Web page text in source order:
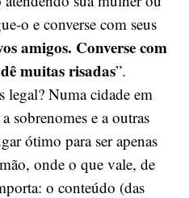
o e converse com seus
amigos. Converse com
muitas risadas”.
legal? Numa cidade em
sobrenomes e a outras
ótimo para ser apenas
onde o que vale, de
o conteúdo (das